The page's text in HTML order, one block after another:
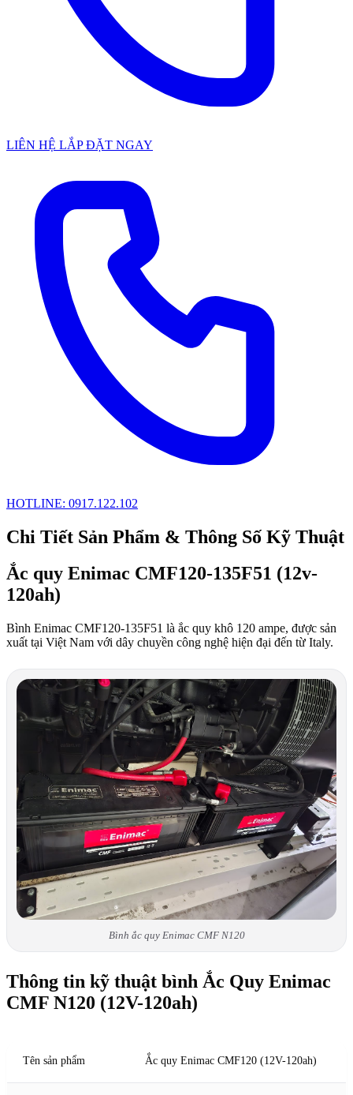
LIÊN HỆ LẮP ĐẶT NGAY
HOTLINE: 0917.122.102
Chi Tiết Sản Phẩm & Thông Số Kỹ Thuật
Ắc quy Enimac CMF120-135F51 (12v-
120ah)
Bình Enimac CMF120-135F51 là ắc quy khô 120 ampe, được sản
xuất tại Việt Nam với dây chuyền công nghệ hiện đại đến từ Italy.
Bình ắc quy Enimac CMF N120
Thông tin kỹ thuật bình Ắc Quy Enimac
CMF N120 (12V-120ah)
Tên sản phẩm Ắc quy Enimac CMF120 (12V-120ah)